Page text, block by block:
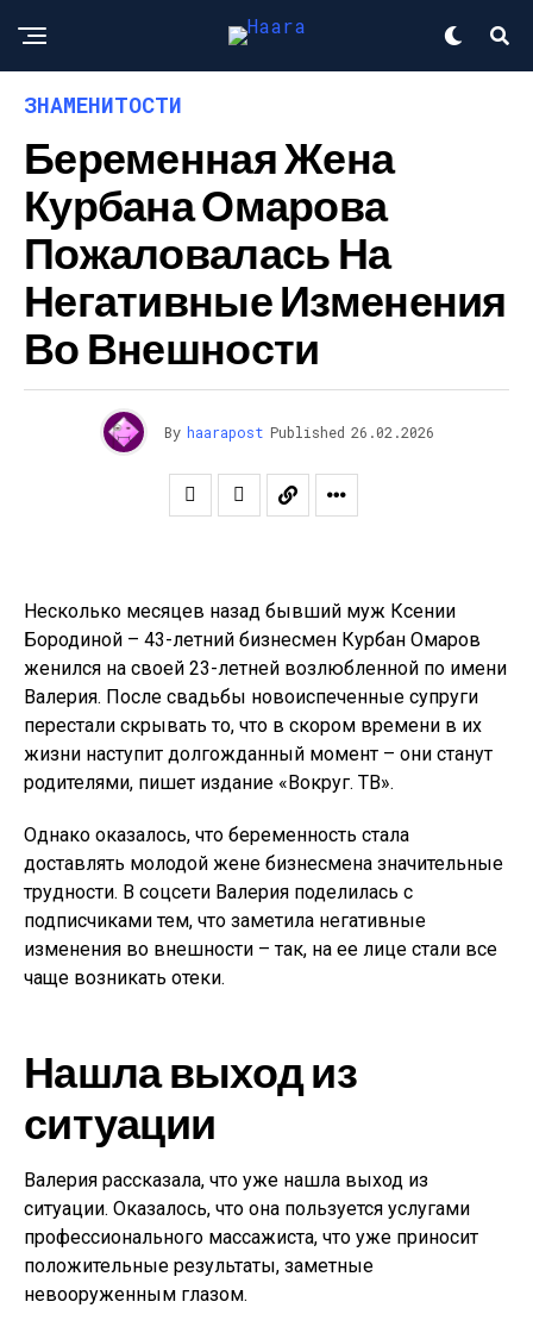
ЗНАМЕНИТОСТИ
Беременная Жена
Курбана Омарова
Пожаловалась На
Негативные Изменения
Во Внешности
By haarapost Published 26.02.2026
Несколько месяцев назад бывший муж Ксении
Бородиной – 43-летний бизнесмен Курбан Омаров
женился на своей 23-летней возлюбленной по имени
Валерия. После свадьбы новоиспеченные супруги
перестали скрывать то, что в скором времени в их
жизни наступит долгожданный момент – они станут
родителями, пишет издание «Вокруг. ТВ».
Однако оказалось, что беременность стала
доставлять молодой жене бизнесмена значительные
трудности. В соцсети Валерия поделилась с
подписчиками тем, что заметила негативные
изменения во внешности – так, на ее лице стали все
чаще возникать отеки.
Нашла выход из
ситуации
Валерия рассказала, что уже нашла выход из
ситуации. Оказалось, что она пользуется услугами
профессионального массажиста, что уже приносит
положительные результаты, заметные
невооруженным глазом.